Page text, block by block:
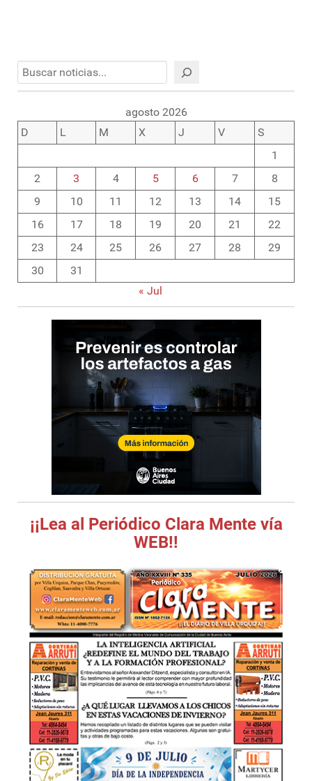
Buscar
agosto 2026
D
L M X J V
S
1
2
3 4 5 6 7
8
9
10 11 12 13 14
15
16
17 18 19 20 21
22
23
24 25 26 27 28
29
30
31
« Jul
¡¡Lea al Periódico Clara Mente vía
WEB!!